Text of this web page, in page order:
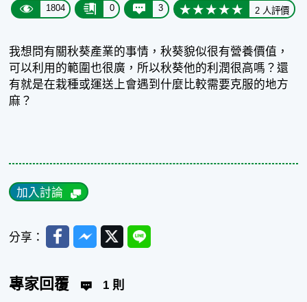
1804 0 3 2 人評價
我想問有關秋葵產業的事情，秋葵貌似很有營養價值，
可以利用的範圍也很廣，所以秋葵他的利潤很高嗎？還
有就是在栽種或運送上會遇到什麼比較需要克服的地方
麻？
加入討論
分享： FacebookMessenger
TwitterLine
專家回覆 1 則